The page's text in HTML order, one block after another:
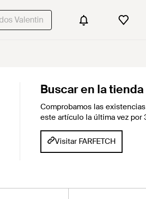
Buscar en la tienda
Comprobamos las
este artículo la última vez por
Visitar FARFETCH